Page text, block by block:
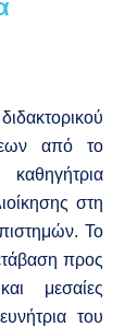
από το
στη
Το
προς
μεσαίες
του